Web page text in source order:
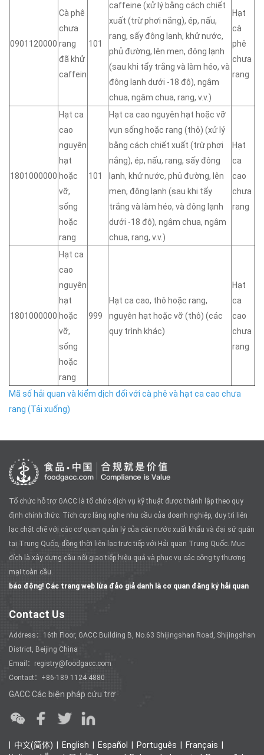
0901120000
Cà phê
chưa
rang
đã khử
caffein
101
caffeine (xử lý bằng cách chiết
xuất (trừ phơi nắng), ép, nấu,
rang, sấy đông lạnh, khử nước,
phủ đường, lên men, đông lạnh
(sau khi tẩy trắng và làm héo, và
đông lạnh dưới -18 độ), ngâm
chua, ngâm chua, rang, v.v.)
Hạt
cà
phê
chưa
rang
1801000000
Hạt ca
cao
nguyên
hạt
hoặc
vỡ,
sống
hoặc
rang
101
Hạt ca cao nguyên hạt hoặc vỡ
vụn sống hoặc rang (thô) (xử lý
bằng cách chiết xuất (trừ phơi
nắng), ép, nấu, rang, sấy đông
lạnh, khử nước, phủ đường, lên
men, đông lạnh (sau khi tẩy
trắng và làm héo, và đông lạnh
dưới -18 độ), ngâm chua, ngâm
chua, rang, v.v.)
Hạt
ca
cao
chưa
rang
1801000000
Hạt ca
cao
nguyên
hạt
hoặc
vỡ,
sống
hoặc
rang
999
Hạt ca cao, thô hoặc rang,
nguyên hạt hoặc vỡ (thô) (các
quy trình khác)
Hạt
ca
cao
chưa
rang
Mã số hải quan và kiểm dịch đối với cà phê và hạt ca cao chưa
rang (Tải xuống)
Tổ chức hỗ trợ GACC là tổ chức dịch vụ kỹ thuật được thành lập theo quy
định chính thức. Tích cực lắng nghe nhu cầu của doanh nghiệp, duy trì liên
lạc chặt chẽ với các cơ quan quản lý của các nước xuất khẩu và đại sứ quán
tại Trung Quốc, đồng thời liên lạc trực tiếp với Hải quan Trung Quốc. Mục
đích là xây dựng cầu nối giao tiếp hiệu quả và phục vụ các công ty thương
mại toàn cầu.
báo động! Các trang web lừa đảo giả danh là cơ quan đăng ký hải quan
Contact Us
Address：16th Floor, GACC Building B, No.63 Shijingshan Road, Shijingshan
District, Beijing China
Email：registry@foodgacc.com
Contact：+86-189 1124 4880
GACC Các biện pháp cứu trợ
中文(简体) English Español Português
Français